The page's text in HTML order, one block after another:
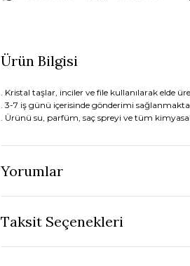
Ürün Bilgisi
. Kristal taşlar, inciler ve file kullanılarak elde
. 3-7 iş günü içerisinde gönderimi
. Ürünü su, parfüm, saç spreyi ve tüm
Yorumlar
Taksit Seçenekleri